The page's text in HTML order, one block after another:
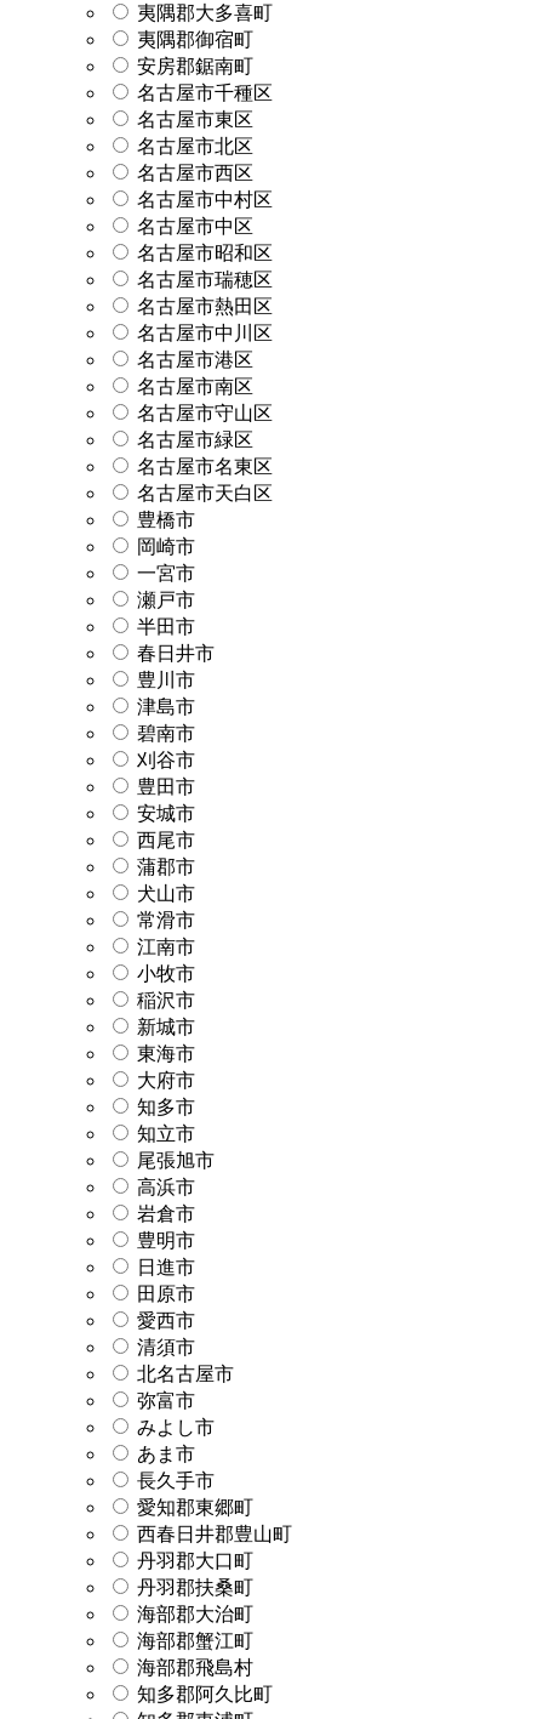
夷隅郡大多喜町
夷隅郡御宿町
安房郡鋸南町
名古屋市千種区
名古屋市東区
名古屋市北区
名古屋市西区
名古屋市中村区
名古屋市中区
名古屋市昭和区
名古屋市瑞穂区
名古屋市熱田区
名古屋市中川区
名古屋市港区
名古屋市南区
名古屋市守山区
名古屋市緑区
名古屋市名東区
名古屋市天白区
豊橋市
岡崎市
一宮市
瀬戸市
半田市
春日井市
豊川市
津島市
碧南市
刈谷市
豊田市
安城市
西尾市
蒲郡市
犬山市
常滑市
江南市
小牧市
稲沢市
新城市
東海市
大府市
知多市
知立市
尾張旭市
高浜市
岩倉市
豊明市
日進市
田原市
愛西市
清須市
北名古屋市
弥富市
みよし市
あま市
長久手市
愛知郡東郷町
西春日井郡豊山町
丹羽郡大口町
丹羽郡扶桑町
海部郡大治町
海部郡蟹江町
海部郡飛島村
知多郡阿久比町